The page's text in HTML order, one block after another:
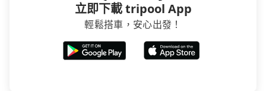
立即下載 tripool App
輕鬆搭車，安心出發！